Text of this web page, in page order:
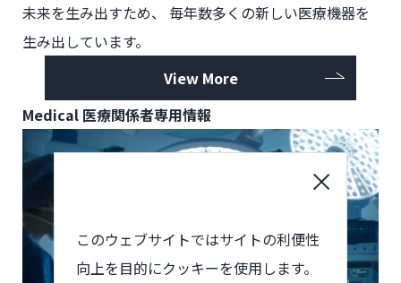
このウェブサイトではサイトの利便性
向上を目的にクッキーを使用します。
未来を生み出すため、
毎年数多くの新しい医療機器を
生み出しています。
View More
Medical 医療関係者専用情報